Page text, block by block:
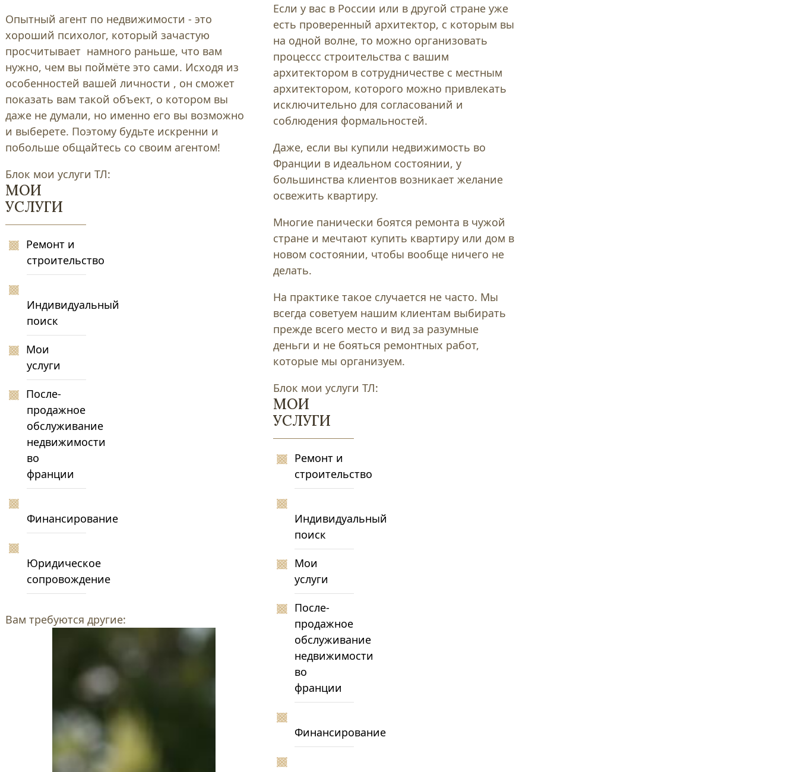
Опытный агент по недвижимости - это
хороший психолог, который зачастую
просчитывает намного раньше, что вам
нужно, чем вы поймёте это сами. Исходя из
особенностей вашей личности , он сможет
показать вам такой объект, о котором вы
даже не думали, но именно его вы возможно
и выберете. Поэтому будьте искренни и
побольше общайтесь со своим агентом!
Блок мои услуги ТЛ:
МОИ
УСЛУГИ
Ремонт и
строительство
Индивидуальный
поиск
Мои
услуги
После-
продажное
обслуживание
недвижимости
во
франции
Финансирование
Юридическое
сопровождение
Вам требуются другие:
Если у вас в России или в другой стране уже
есть проверенный архитектор, с которым вы
на одной волне, то можно организовать
процессс строительства с вашим
архитектором в сотрудничестве с местным
архитектором, которого можно привлекать
исключительно для согласований и
соблюдения формальностей.
Даже, если вы купили недвижимость во
Франции в идеальном состоянии, у
большинства клиентов возникает желание
освежить квартиру.
Многие панически боятся ремонта в чужой
стране и мечтают купить квартиру или дом в
новом состоянии, чтобы вообще ничего не
делать.
На практике такое случается не часто. Мы
всегда советуем нашим клиентам выбирать
прежде всего место и вид за разумные
деньги и не бояться ремонтных работ,
которые мы организуем.
Блок мои услуги ТЛ:
МОИ
УСЛУГИ
Ремонт и
строительство
Индивидуальный
поиск
Мои
услуги
После-
продажное
обслуживание
недвижимости
во
франции
Финансирование